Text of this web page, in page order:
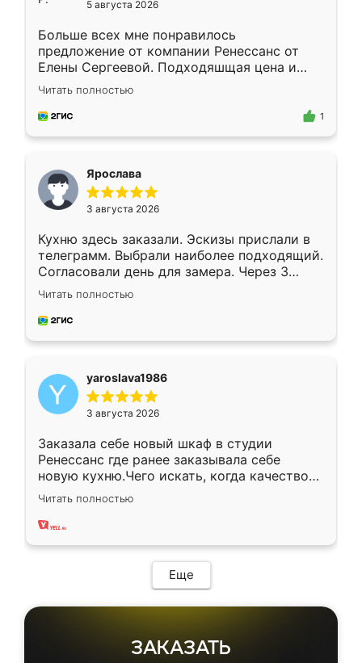
5 августа 2026
Больше всех мне понравилось
предложение от компании Ренессанс от
Елены Сергеевой. Подходяшщая цена и
короткие сроки изготовления. Приехавший
для замера сотрудник Владислав
предложил по моему эскизу самый
Читать полностью
1
Ярослава
3 августа 2026
Кухню здесь заказали. Эскизы прислали в
телеграмм. Выбрали наиболее подходящий.
Согласовали день для замера. Через 3
недели кухня была уже готова. Остались
довольны работой. Спасибо Ренессанс
мебель за качественную работу!
Читать полностью
yaroslava1986
3 августа 2026
Заказала себе новый шкаф в студии
Ренессанс где ранее заказывала себе
новую кухню.Чего искать, когда качеством
вполне довольна. Служит кухня уже почти
два года, нареканий нет.
Читать полностью
Еще
ЗАКАЗАТЬ